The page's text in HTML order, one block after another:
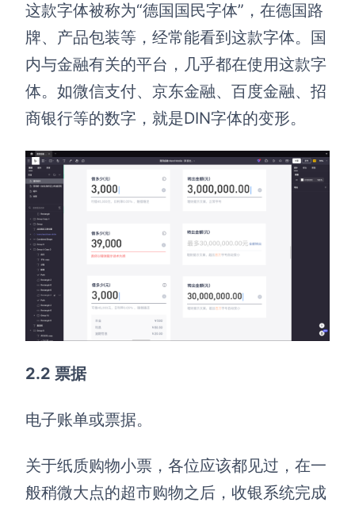
这款字体被称为“德国国民字体”，在德国路
牌、产品包装等，经常能看到这款字体。国
内与金融有关的平台，几乎都在使用这款字
体。如微信支付、京东金融、百度金融、招
商银行等的数字，就是DIN字体的变形。
2.2 票据
电子账单或票据。
关于纸质购物小票，各位应该都见过，在一
般稍微大点的超市购物之后，收银系统完成